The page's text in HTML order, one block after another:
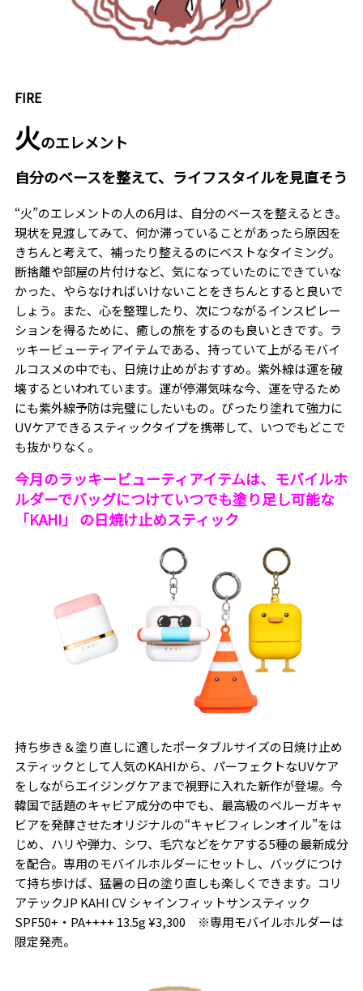
FIRE
火のエレメント
自分のベースを整えて、ライフスタイルを見直そう
“火”のエレメントの人の6月は、自分のベースを整えるとき。
現状を見渡してみて、何か滞っていることがあったら原因を
きちんと考えて、補ったり整えるのにベストなタイミング。
断捨離や部屋の片付けなど、気になっていたのにできていな
かった、やらなければいけないことをきちんとすると良いで
しょう。また、心を整理したり、次につながるインスピレー
ションを得るために、癒しの旅をするのも良いときです。ラ
ッキービューティアイテムである、持っていて上がるモバイ
ルコスメの中でも、日焼け止めがおすすめ。紫外線は運を破
壊するといわれています。運が停滞気味な今、運を守るため
にも紫外線予防は完璧にしたいもの。ぴったり塗れて強力に
UVケアできるスティックタイプを携帯して、いつでもどこで
も抜かりなく。
今月のラッキービューティアイテムは、モバイルホ
ルダーでバッグにつけていつでも塗り足し可能な
「KAHI」 の日焼け止めスティック
持ち歩き＆塗り直しに適したポータブルサイズの日焼け止め
スティックとして人気のKAHIから、パーフェクトなUVケア
をしながらエイジングケアまで視野に入れた新作が登場。今
韓国で話題のキャビア成分の中でも、最高級のベルーガキャ
ビアを発酵させたオリジナルの“キャビフィレンオイル”をは
じめ、ハリや弾力、シワ、毛穴などをケアする5種の最新成分
を配合。専用のモバイルホルダーにセットし、バッグにつけ
て持ち歩けば、猛暑の日の塗り直しも楽しくできます。コリ
アテックJP KAHI CV シャインフィットサンスティック
SPF50+・PA++++ 13.5g ¥3,300 ※専用モバイルホルダーは
限定発売。